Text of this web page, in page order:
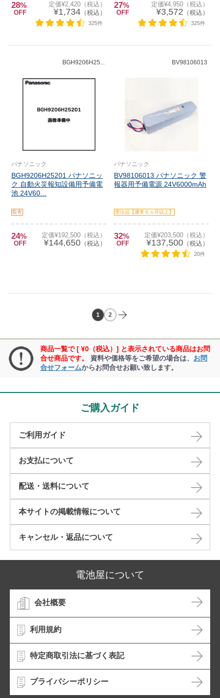
28%
OFF
定価¥2,420（税込）
¥1,734（税込）
325件
27%
OFF
定価¥4,950（税込）
¥3,572 （税込）
325件
BGH9206H25...
パナソニック
BGH9206H25201 パナソニッ
ク 自動火災報知設備用予備電
池 24V60...
取寄
24%
OFF
定価¥192,500（税込）
¥144,650（税込）
BV98106013
パナソニック
BV98106013 パナソニック 警
報器用予備電源 24V6000mAh
受注品【通常６ヵ月以上】
32%
OFF
定価¥203,500（税込）
¥137,500（税込）
20件
1 2
商品一覧で [ ¥0（税込）] と表示されている商品はお問
合せ商品です。
資料や価格等をご希望の場合は、 お問
合せフォームからお問合せお願い致します。
ご購入ガイド
ご利用ガイド
お支払について
配送・送料について
本サイトの掲載情報について​
キャンセル・返品について​
電池屋について
会社概要
利用規約
特定商取引法に基づく表記
プライバシーポリシー